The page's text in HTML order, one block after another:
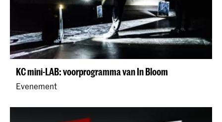
KC mini-LAB: voorprogramma van In Bloom
Evenement